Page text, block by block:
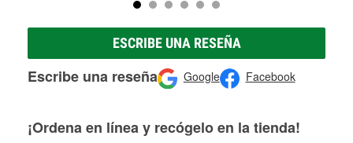
ESCRIBE UNA RESEÑA
Escribe una reseña Google Facebook
¡Ordena en línea y recógelo en la tienda!